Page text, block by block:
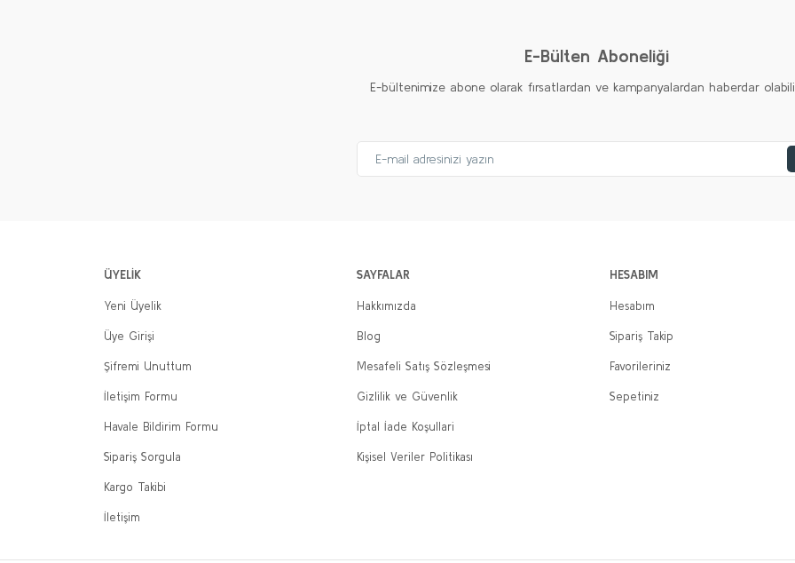
E-Bülten Aboneliği
E-bültenimize abone olarak fırsatlardan ve kampanyalardan haberdar
ÜYELİK
Yeni Üyelik
Üye Girişi
Şifremi Unuttum
İletişim Formu
Havale Bildirim Formu
Sipariş Sorgula
Kargo Takibi
İletişim
SAYFALAR
Hakkımızda
Blog
Mesafeli Satış Sözleşmesi
Gizlilik ve Güvenlik
İptal İade Koşullari
Kişisel Veriler Politikası
HESABIM
Hesabım
Sipariş Takip
Favorileriniz
Sepetiniz